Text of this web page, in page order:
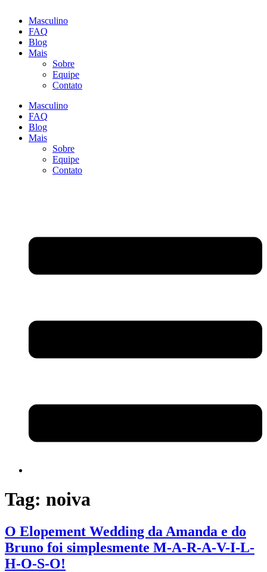
Masculino
FAQ
Blog
Mais
Sobre
Equipe
Contato
Masculino
FAQ
Blog
Mais
Sobre
Equipe
Contato
Tag: noiva
O Elopement Wedding da Amanda e do
Bruno foi simplesmente M-A-R-A-V-I-L-
H-O-S-O!